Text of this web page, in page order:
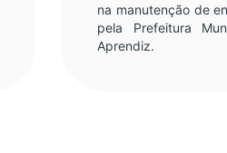
na manutenção de
pela Prefeitura
Aprendiz.